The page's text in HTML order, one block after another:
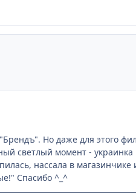
Но даже для этого
светлый момент -
нассала в
Спасибо ^_^